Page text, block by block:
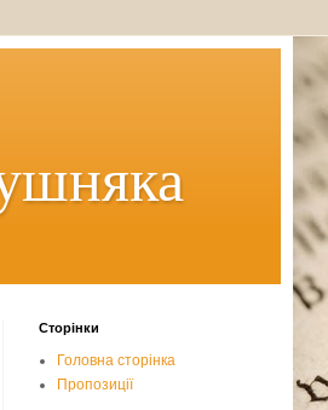
Сторінки
Головна сторінка
Пропозиції